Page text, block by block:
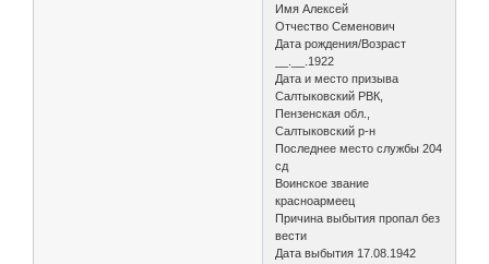
Имя Алексей
Отчество Семенович
Дата рождения/Возраст
__.__.1922
Дата и место призыва
Салтыковский РВК,
Пензенская обл.,
Салтыковский р-н
Последнее место службы 204
сд
Воинское звание
красноармеец
Причина выбытия пропал без
вести
Дата выбытия 17.08.1942